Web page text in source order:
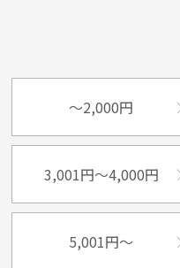
～2,000円
3,001円～4,000円
5,001円～